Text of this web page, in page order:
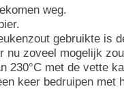
weg.
gebruikte is
nu zoveel mogelijk
230°C met de vette
keer bedruipen met